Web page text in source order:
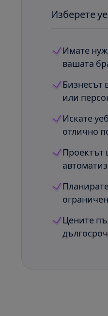
Изберете
Имате
вашата
Бизнесът
или
Искате
отлично
Проектът
Цените